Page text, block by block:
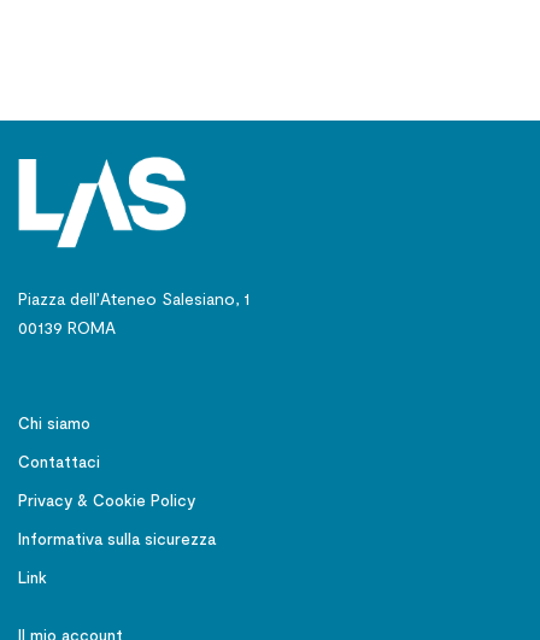
Piazza dell’Ateneo Salesiano, 1
00139 ROMA
Chi siamo
Contattaci
Privacy & Cookie Policy
Informativa sulla sicurezza
Link
Il mio account